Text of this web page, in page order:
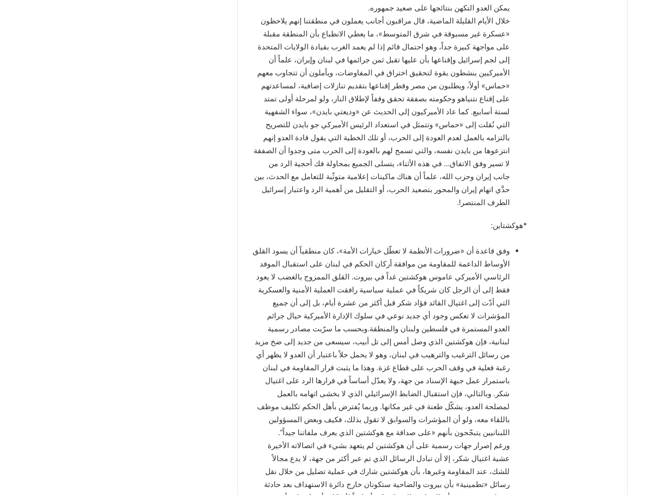
يمكن العدو التكهن بنتائجها على صعيد جمهوره.
خلال الأيام القليلة الماضية، قال مراقبون أجانب يعملون في منطقتنا إنهم يلاحظون
«عسكرة غير مسبوقة في شرق المتوسط»، ما يعطي الانطباع بأن المنطقة مقبلة
على مواجهة كبيرة جداً، وهو احتمال قائم إذا لم يعمد الغرب بقيادة الولايات المتحدة
إلى لجم إسرائيل وإقناعها بأن عليها تقبل ثمن جرائمها في لبنان وإيران، علماً أن
الأميركيين ينشطون بقوة لتحقيق اختراق في المفاوضات، ويأملون أن تتجاوب معهم
«حماس» أولاً، ويطلبون من مصر وقطر إقناعها بتقديم تنازلات إضافية، لمساعدتهم
على إقناع نتنياهو وحكومته بصفقة تحقق وقفاً لإطلاق النار، ولو لمرحلة أولى تمتد
لستة أسابيع. كما عاد الأميركيون إلى الحديث عن «وديعتي بايدن»، سواء الشفهية
التي نُقلت إلى «حماس» وتتمثل في استعداد الرئيس الأميركي جو بايدن للتصريح
بالتزامه بالعمل لعدم العودة إلى الحرب، أو تلك الخطية التي يقول قادة العدو إنهم
انتزعوها من بايدن نفسه، والتي تسمح لهم بالعودة إلى الحرب متى وجدوا أن الصفقة
لا تسير وفق الاتفاق… في هذه الأثناء، يتسلى الجميع بمحاولة فك أحجية الرد من
جانب إيران وحزب الله، علماً أن هناك ماكينات إعلامية متوثّبة للتعامل مع الحدث، بين
حدَّي اتهام إيران والمحور بتصعيد الحرب، أو التقليل من أهمية الرد واعتبار إسرائيل
الطرف المنتصر!.
*هوكشتاين:
وفق قاعدة أن «ضرورات الأنظمة لا تعطّل خيارات الأمة»، كان منطقياً أن يسود القلق
الأوساط الداعمة للمقاومة من موافقة أركان الحكم في لبنان على استقبال الموفد
الرئاسي الأميركي عاموس هوكشتين غداً في بيروت. القلق الممزوج بالغضب لا يعود
فقط إلى أن الرجل كان شريكاً في عملية سياسية رافقت العملية الأمنية والعسكرية
التي أدّت إلى اغتيال القائد فؤاد شكر قبل أكثر من عشرة أيام، بل إلى أن جميع
المؤشرات لا تعكس وجود أي جديد نوعي في سلوك الإدارة الأميركية حيال جرائم
العدو المستمرة في فلسطين ولبنان والمنطقة.وبحسب ما سرّبت مصادر رسمية
لبنانية، فإن هوكشتين الذي وصل أمس إلى تل أبيب، سيسعى من جديد إلى ضخ مزيد
من رسائل الترغيب والترهيب في لبنان، وهو لا يحمل حلاً باعتبار أن العدو لا يظهر أي
رغبة فعلية في وقف الحرب على قطاع غزة. وهذا ما يثبت قرار المقاومة في لبنان
باستمرار عمل جبهة الإسناد من جهة، ولا يعدّل أساساً في قرارها الرد على اغتيال
شكر. وبالتالي، فإن استقبال الضابط الإسرائيلي الذي لا يخشى اتهامه بالعمل
لمصلحة العدو، يشكّل طعنة في غير مكانها. وربما يُفترض بأهل الحكم تكليف موظف
باللقاء معه، ولو أن المؤشرات والسوابق لا تقول بذلك، فكيف وبعض المسؤولين
اللبنانيين يتبجّحون بأنهم «على صداقة مع هوكشتين الذي يعرف ملفاتنا جيداً”.
ورغم إصرار جهات رسمية على أن هوكشتين لم يتعهد بشيء في اتصالاته الأخيرة
عشية اغتيال شكر، إلا أن تبادل الرسائل الذي تم عبر أكثر من جهة، لا يدع مجالاً
للشك، عند المقاومة وغيرها، بأن هوكشتين شارك في عملية تضليل من خلال نقل
رسائل «تطمينية» بأن بيروت والضاحية ستكونان خارج دائرة الاستهداف بعد حادثة